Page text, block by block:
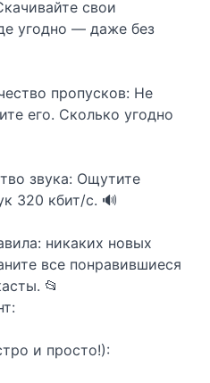
свои
угодно — даже без
пропусков: Не
его. Сколько угодно
звука: Ощутите
320 кбит/с. 🔊
никаких новых
все понравившиеся
📂
и просто!):